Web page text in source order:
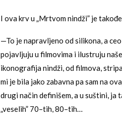
I ova krv u „Mrtvom nindži” je
—To je napravljeno od silikona, a
pojavljuju u filmovima i ilustruju
ikonografija nindži, od filmova,
mi je bila jako zabavna pa sam na
drugi način definišem, a u suštini,
„veselih” 70–tih, 80–tih…